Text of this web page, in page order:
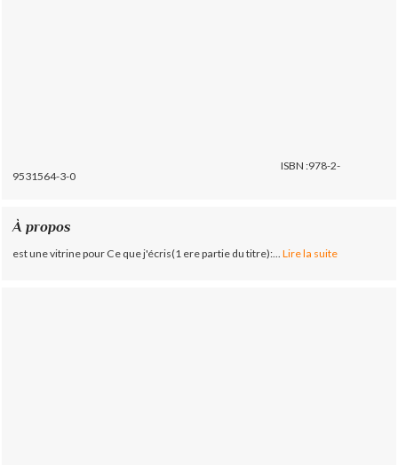
ISBN :978-2-
9531564-3-0
À propos
est une vitrine pour Ce que j'écris(1 ere partie du titre):... Lire la suite